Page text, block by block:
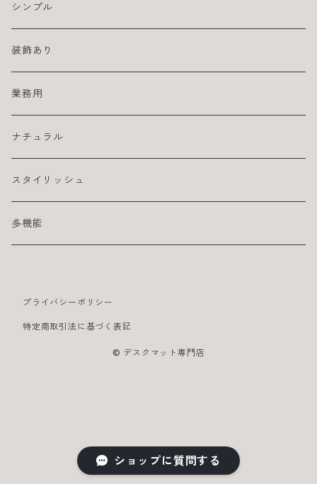
ショップに質問する
シンプル
装飾あり
業務用
ナチュラル
スタイリッシュ
多機能
プライバシーポリシー
特定商取引法に基づく表記
© デスクマット専門店